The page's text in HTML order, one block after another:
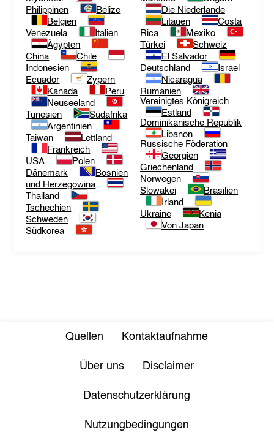
Philippinen
Belize
Belgien
Venezuela
Italien
Ägypten
China
Chile
Indonesien
Ecuador
Zypern
Kanada
Peru
Neuseeland
Tunesien
Südafrika
Argentinien
Taiwan
Lettland
Frankreich
USA
Polen
Dänemark
Bosnien
und Herzegowina
Thailand
Tschechien
Schweden
Südkorea
Die Niederlande
Litauen
Costa
Rica
Mexiko
Türkei
Schweiz
El Salvador
Deutschland
Israel
Nicaragua
Rumänien
Vereinigtes Königreich
Estland
Dominikanische Republik
Libanon
Russische Föderation
Georgien
Griechenland
Norwegen
Slowakei
Brasilien
Irland
Ukraine
Kenia
Von Japan
Quellen Kontaktaufnahme
Über uns Disclaimer
Datenschutzerklärung
Nutzungbedingungen